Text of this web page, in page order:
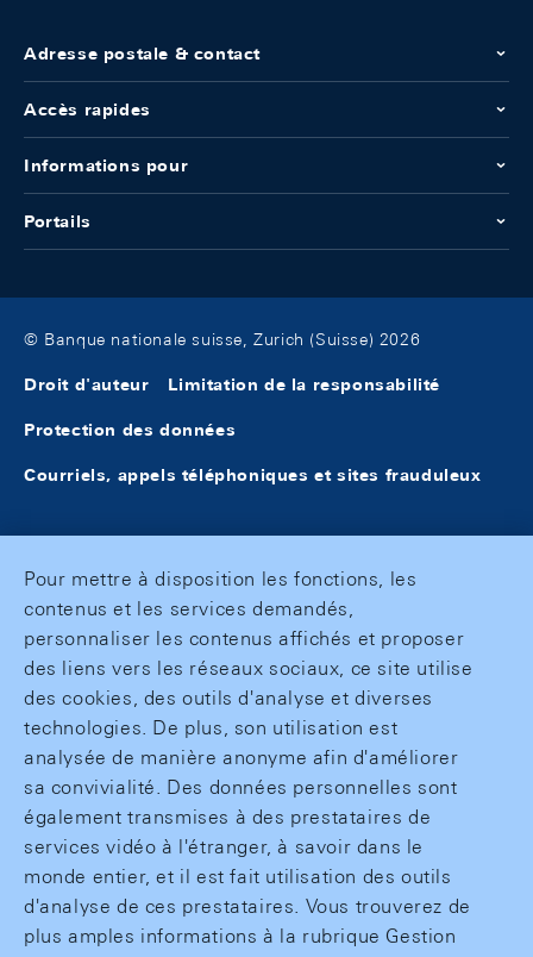
Adresse postale & contact
Accès rapides
Informations pour
Portails
© Banque nationale suisse, Zurich (Suisse) 2026
Droit d'auteur Limitation de la responsabilité
Protection des données
Courriels, appels téléphoniques et sites frauduleux
Pour mettre à disposition les fonctions, les
contenus et les services demandés,
personnaliser les contenus affichés et proposer
des liens vers les réseaux sociaux, ce site utilise
des cookies, des outils d'analyse et diverses
technologies. De plus, son utilisation est
analysée de manière anonyme afin d'améliorer
sa convivialité. Des données personnelles sont
également transmises à des prestataires de
services vidéo à l'étranger, à savoir dans le
monde entier, et il est fait utilisation des outils
d'analyse de ces prestataires. Vous trouverez de
plus amples informations à la rubrique Gestion